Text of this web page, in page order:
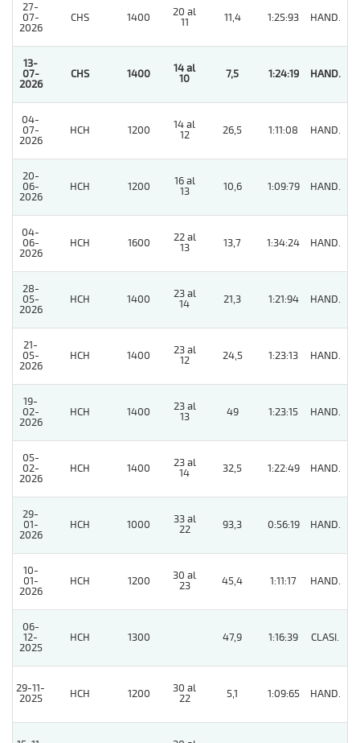
27-
07-
2026
CHS 1400
20 al
11
11,4 1:25:93 HAND.
13-
07-
2026
CHS 1400
14 al
10
7,5 1:24:19 HAND.
04-
07-
2026
HCH 1200
14 al
12
26,5 1:11:08 HAND.
20-
06-
2026
HCH 1200
16 al
13
10,6 1:09:79 HAND.
04-
06-
2026
HCH 1600
22 al
13
13,7 1:34:24 HAND.
28-
05-
2026
HCH 1400
23 al
14
21,3 1:21:94 HAND.
21-
05-
2026
HCH 1400
23 al
12
24,5 1:23:13 HAND.
19-
02-
2026
HCH 1400
23 al
13
49 1:23:15 HAND.
05-
02-
2026
HCH 1400
23 al
14
32,5 1:22:49 HAND.
29-
01-
2026
HCH 1000
33 al
22
93,3 0:56:19 HAND.
10-
01-
2026
HCH 1200
30 al
23
45,4 1:11:17 HAND.
06-
12-
2025
HCH 1300 47,9 1:16:39 CLASI.
29-11-
2025
HCH 1200
30 al
22
5,1 1:09:65 HAND.